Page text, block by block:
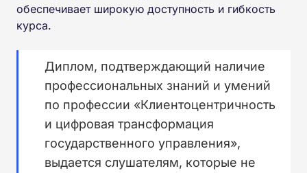
обеспечивает широкую доступность и гибкость
курса.
Диплом, подтверждающий наличие
профессиональных знаний и умений
по профессии «Клиентоцентричность
и цифровая трансформация
государственного управления»,
выдается слушателям, которые не